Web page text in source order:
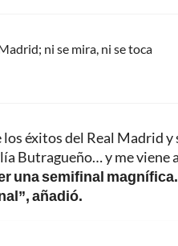
ni se mira, ni se toca
éxitos del Real Madrid
Butragueño… y me viene
una semifinal
añadió.